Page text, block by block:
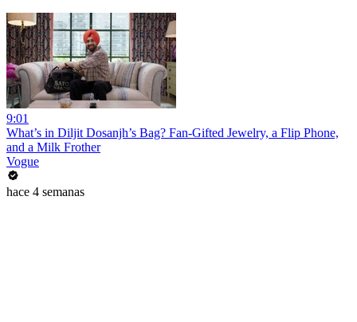
9:01
What’s in Diljit Dosanjh’s Bag? Fan-Gifted Jewelry, a Flip Phone,
and a Milk Frother
Vogue
hace 4 semanas